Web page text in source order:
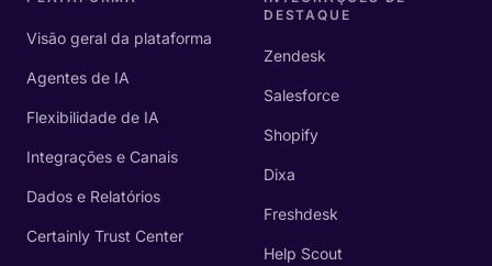
Visão geral da plataforma
Agentes de IA
Flexibilidade de IA
Integrações e Canais
Dados e Relatórios
Certainly Trust Center
DESTAQUE
Zendesk
Salesforce
Shopify
Dixa
Freshdesk
Help Scout